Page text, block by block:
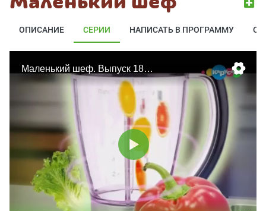
ОПИСАНИЕ СЕРИИ НАПИСАТЬ В ПРОГРАММУ